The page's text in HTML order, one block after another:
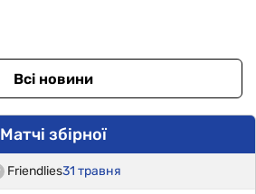
Всі новини
Матчі збірної
Friendlies31 травня